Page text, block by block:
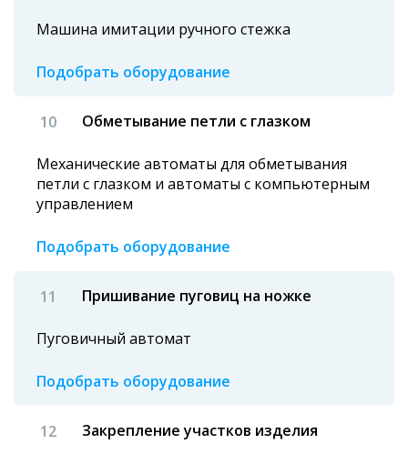
Машина имитации ручного стежка
Подобрать оборудование
Обметывание петли с глазком
Механические автоматы для обметывания
петли с глазком и автоматы с компьютерным
управлением
Подобрать оборудование
Пришивание пуговиц на ножке
Пуговичный автомат
Подобрать оборудование
Закрепление участков изделия